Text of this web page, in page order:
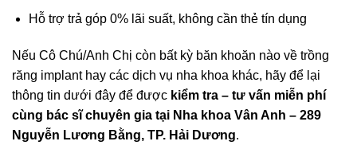
Hỗ trợ trả góp 0% lãi suất, không cần thẻ tín dụng
Nếu Cô Chú/Anh Chị còn bất kỳ băn khoăn nào về trồng
răng implant hay các dịch vụ nha khoa khác, hãy để lại
thông tin dưới đây để được kiểm tra – tư vấn miễn phí
cùng bác sĩ chuyên gia tại Nha khoa Vân Anh – 289
Nguyễn Lương Bằng, TP. Hải Dương.